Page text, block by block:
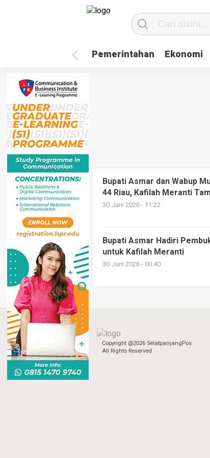
Pemerintahan Ekonomi
Bupati Asmar dan Wabup
44 Riau, Kafilah Meranti
30 Juni 2026 - 11:22
Bupati Asmar Hadiri
untuk Kafilah Meranti
30 Juni 2026 - 00:40
Copyright @2026 SelatpanjangPos
All Rights Reserved